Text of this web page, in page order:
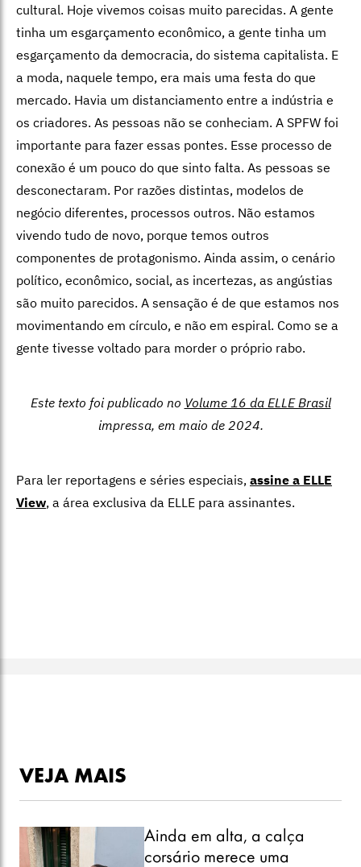
cultural. Hoje vivemos coisas muito parecidas. A gente
tinha um esgarçamento econômico, a gente tinha um
esgarçamento da democracia, do sistema capitalista. E
a moda, naquele tempo, era mais uma festa do que
mercado. Havia um distanciamento entre a indústria e
os criadores. As pessoas não se conheciam. A SPFW foi
importante para fazer essas pontes. Esse processo de
conexão é um pouco do que sinto falta. As pessoas se
desconectaram. Por razões distintas, modelos de
negócio diferentes, processos outros. Não estamos
vivendo tudo de novo, porque temos outros
componentes de protagonismo. Ainda assim, o cenário
político, econômico, social, as incertezas, as angústias
são muito parecidos. A sensação é de que estamos nos
movimentando em círculo, e não em espiral. Como se a
gente tivesse voltado para morder o próprio rabo.
Este texto foi publicado no Volume 16 da ELLE Brasil
impressa, em maio de 2024.
Para ler reportagens e séries especiais, assine a ELLE
View, a área exclusiva da ELLE para assinantes.
VEJA MAIS
Ainda em alta, a calça
corsário merece uma